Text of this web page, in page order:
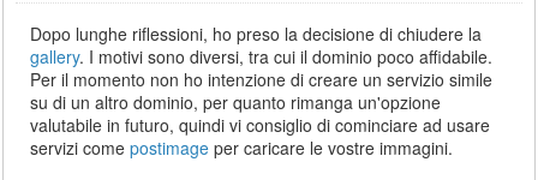
Dopo lunghe riflessioni, ho preso la decisione di chiudere la
gallery. I motivi sono diversi, tra cui il dominio poco affidabile.
Per il momento non ho intenzione di creare un servizio simile
su di un altro dominio, per quanto rimanga un'opzione
valutabile in futuro, quindi vi consiglio di cominciare ad usare
servizi comepostimage per caricare le vostre immagini.